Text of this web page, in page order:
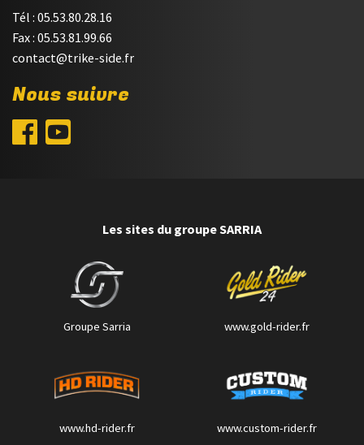
Tél : 05.53.80.28.16
Fax : 05.53.81.99.66
contact@trike-side.fr
Nous suivre
Les sites du groupe SARRIA
Groupe Sarria www.gold-rider.fr
www.hd-rider.fr www.custom-rider.fr